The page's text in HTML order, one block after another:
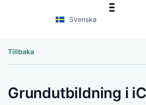
Svenska
Tillbaka
Grundutbildning i